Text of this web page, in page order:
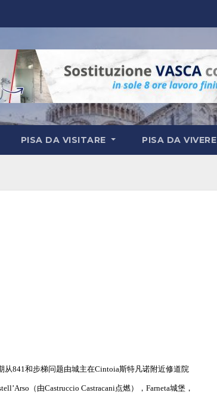
PISA DA VISITARE PISA DA VIVERE
从841和步梯问题由城主在Cintoia斯特凡诺附近修道院
（由Castruccio Castracani点燃），Farneta城堡，